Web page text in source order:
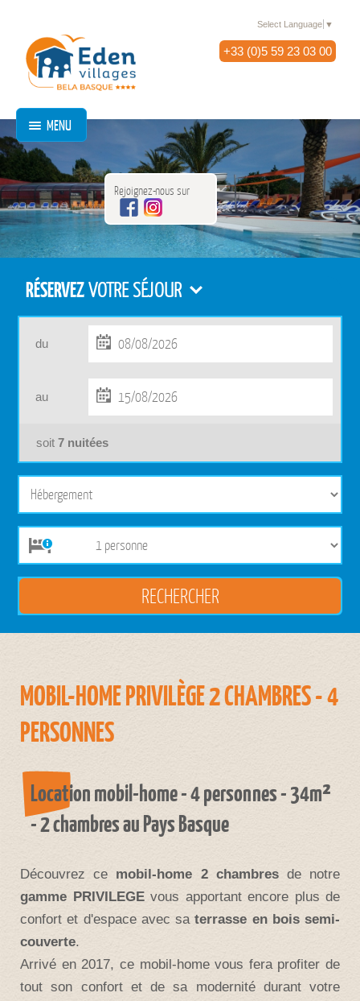
Rejoignez-nous sur
MENU
Select Language ▼
+33 (0)5 59 23 03 00
RÉSERVEZVOTRE SÉJOUR
du
au
soit7 nuitées
MOBIL-HOME PRIVILÈGE 2 CHAMBRES - 4
PERSONNES
Location mobil-home - 4 personnes - 34m²
- 2 chambres au Pays Basque
Découvrez ce mobil-home 2 chambresde notre
gamme PRIVILEGE vous apportant encore plus de
confort et d'espace avec saterrasse en bois semi-
couverte.
Arrivé en 2017, ce mobil-home vous fera profiter de
tout son confort et de sa modernité durant votre